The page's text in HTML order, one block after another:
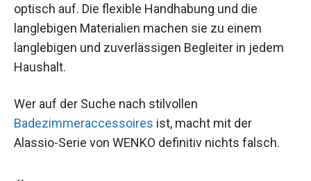
optisch auf. Die flexible Handhabung und die
langlebigen Materialien machen sie zu einem
langlebigen und zuverlässigen Begleiter in jedem
Haushalt.
Wer auf der Suche nach stilvollen
Badezimmeraccessoires ist, macht mit der
Alassio-Serie von WENKO definitiv nichts falsch.